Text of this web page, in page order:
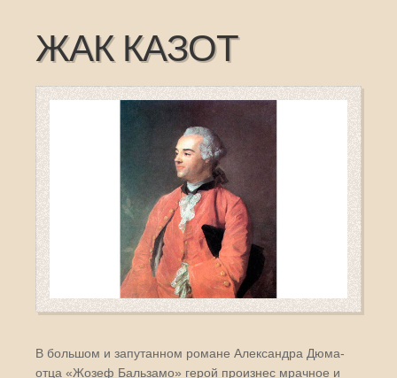
ЖАК КАЗОТ
В большом и запутанном романе Александра Дюма-
отца «Жозеф Бальзамо» герой произнес мрачное и